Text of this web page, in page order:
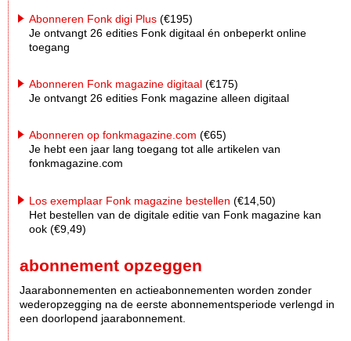
Abonneren Fonk digi Plus (€195)
Je ontvangt 26 edities Fonk digitaal én onbeperkt online
toegang
Abonneren Fonk magazine digitaal (€175)
Je ontvangt 26 edities Fonk magazine alleen digitaal
Abonneren op fonkmagazine.com (€65)
Je hebt een jaar lang toegang tot alle artikelen van
fonkmagazine.com
Los exemplaar Fonk magazine bestellen (€14,50)
Het bestellen van de digitale editie van Fonk magazine kan
ook (€9,49)
abonnement opzeggen
Jaarabonnementen en actieabonnementen worden zonder
wederopzegging na de eerste abonnementsperiode verlengd in
een doorlopend jaarabonnement.